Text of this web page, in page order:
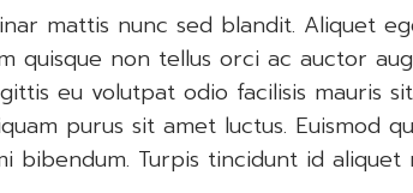
mattis nunc sed blandit. Aliquet
quisque non tellus orci ac auctor
eu volutpat odio facilisis mauris
purus sit amet luctus. Euismod
bibendum. Turpis tincidunt id aliquet